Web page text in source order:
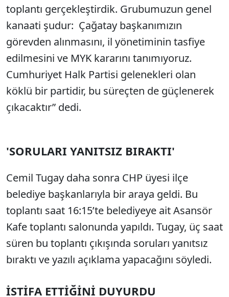
toplantı gerçekleştirdik. Grubumuzun genel
kanaati şudur: Çağatay başkanımızın
görevden alınmasını, il yönetiminin tasfiye
edilmesini ve MYK kararını tanımıyoruz.
Cumhuriyet Halk Partisi gelenekleri olan
köklü bir partidir, bu süreçten de güçlenerek
çıkacaktır” dedi.
'SORULARI YANITSIZ BIRAKTI'
Cemil Tugay daha sonra CHP üyesi ilçe
belediye başkanlarıyla bir araya geldi. Bu
toplantı saat 16:15’te belediyeye ait Asansör
Kafe toplantı salonunda yapıldı. Tugay, üç saat
süren bu toplantı çıkışında soruları yanıtsız
bıraktı ve yazılı açıklama yapacağını söyledi.
İSTİFA ETTİĞİNİ DUYURDU